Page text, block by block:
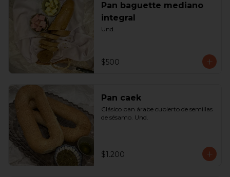
Pan baguette mediano
integral
Und.
$500
Pan caek
Clásico pan árabe cubierto de semillas
de sésamo. Und.
$1.200